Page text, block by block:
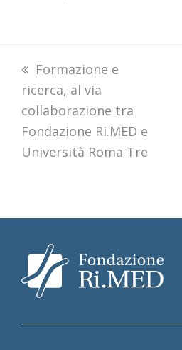
previous
post:
Formazione e
ricerca, al via
collaborazione tra
Fondazione Ri.MED e
Università Roma Tre